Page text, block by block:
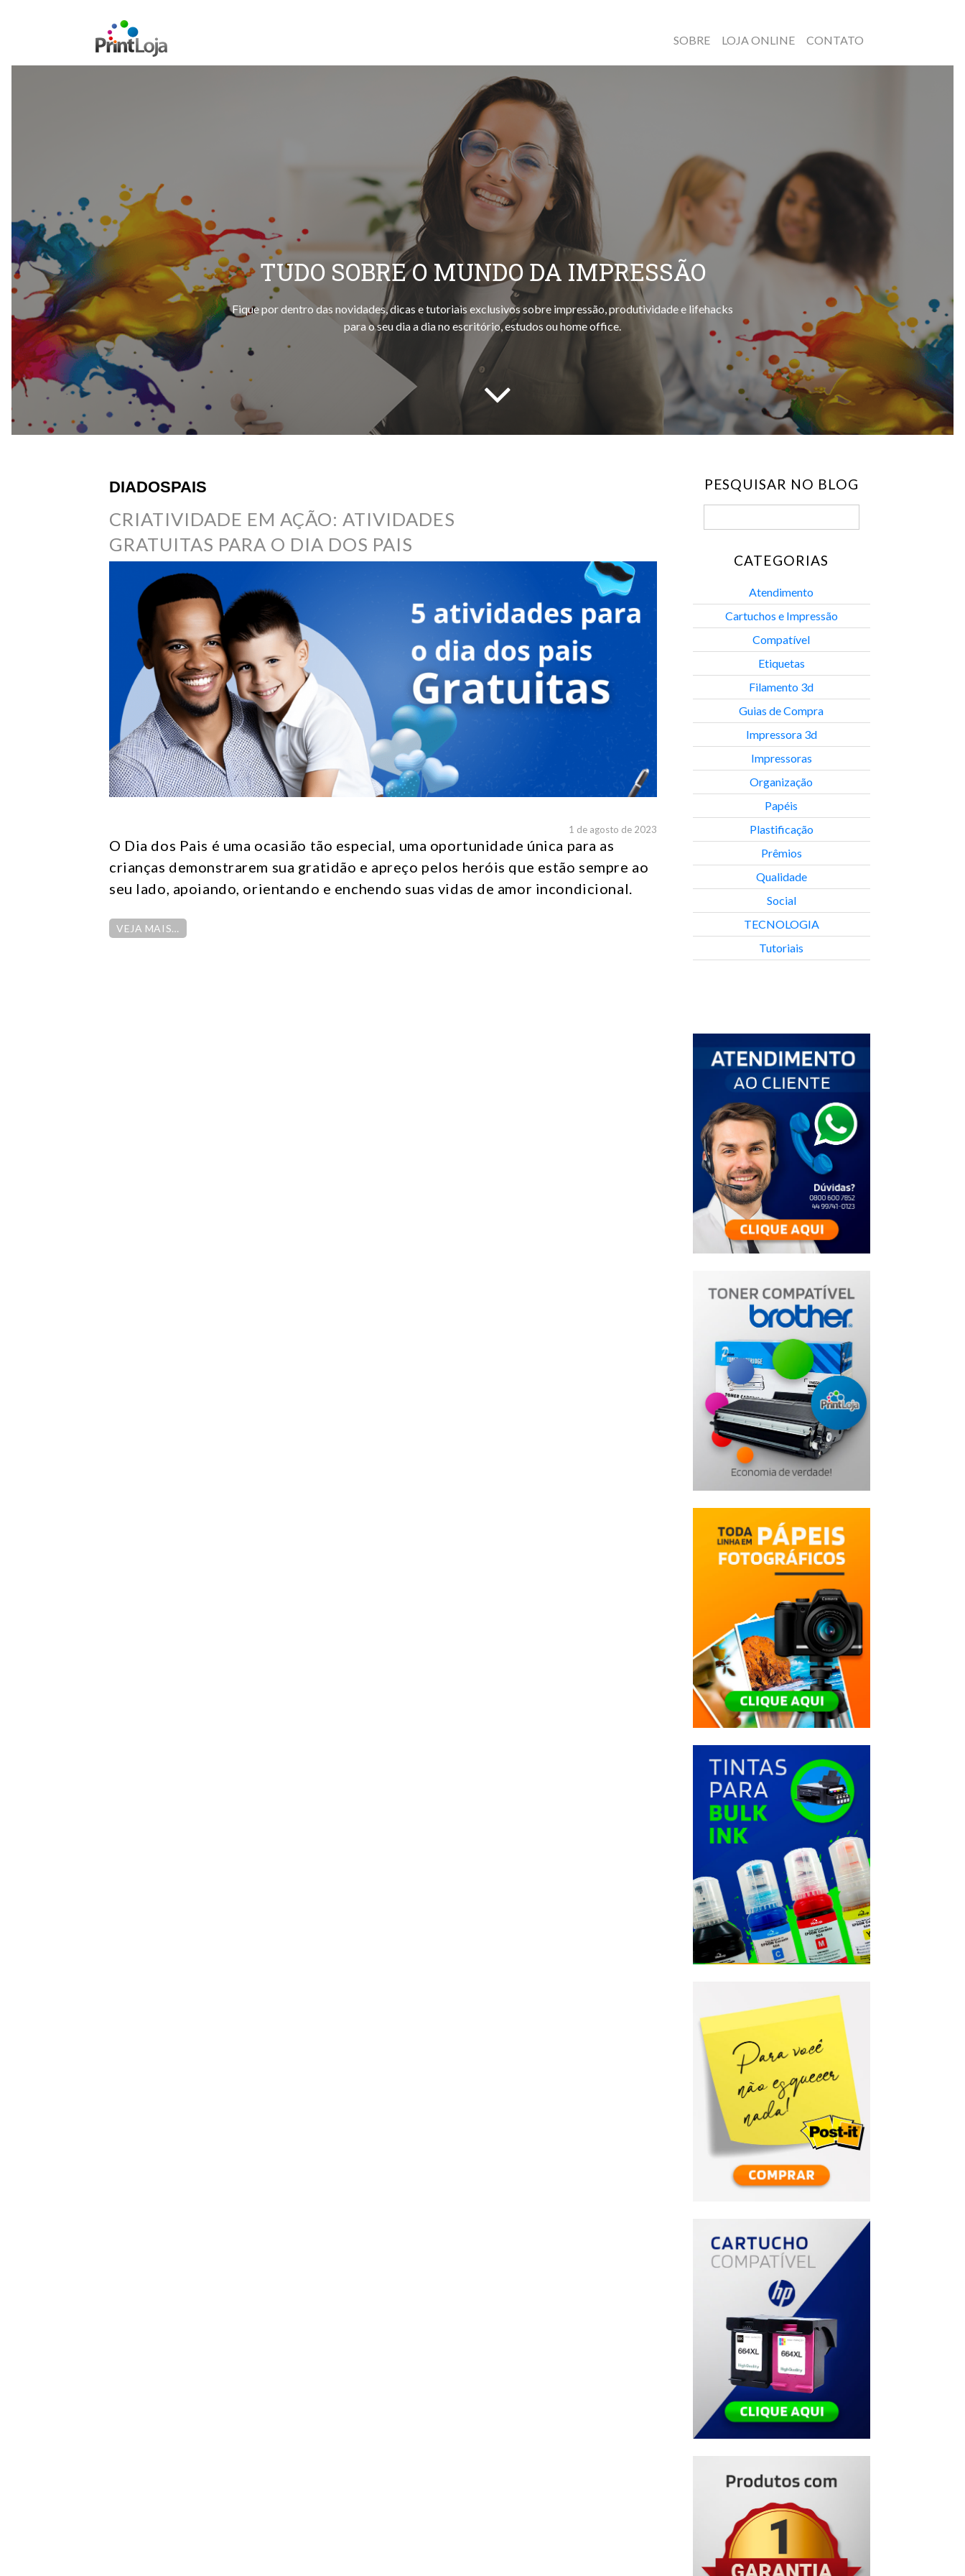
SOBRE LOJA ONLINE CONTATO
TUDO SOBRE O MUNDO DA IMPRESSÃO
Fique por dentro das novidades, dicas e tutoriais exclusivos sobre impressão, produtividade e lifehacks
para o seu dia a dia no escritório, estudos ou home office.
DIADOSPAIS
CRIATIVIDADE EM AÇÃO: ATIVIDADES
GRATUITAS PARA O DIA DOS PAIS
1 de agosto de 2023
O Dia dos Pais é uma ocasião tão especial, uma oportunidade única para as
crianças demonstrarem sua gratidão e apreço pelos heróis que estão sempre ao
seu lado, apoiando, orientando e enchendo suas vidas de amor incondicional.
VEJA MAIS…
PESQUISAR NO BLOG
CATEGORIAS
Atendimento
Cartuchos e Impressão
Compatível
Etiquetas
Filamento 3d
Guias de Compra
Impressora 3d
Impressoras
Organização
Papéis
Plastificação
Prêmios
Qualidade
Social
TECNOLOGIA
Tutoriais